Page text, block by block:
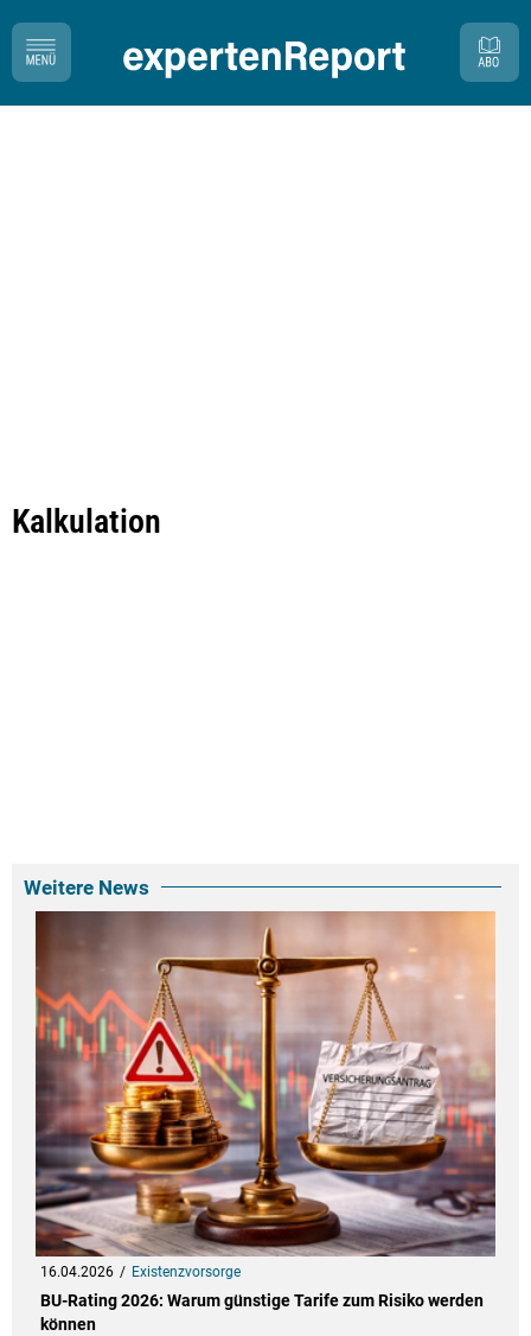
Kalkulation
Weitere News
16.04.2026 Existenzvorsorge
BU-Rating 2026: Warum günstige Tarife zum Risiko werden
können